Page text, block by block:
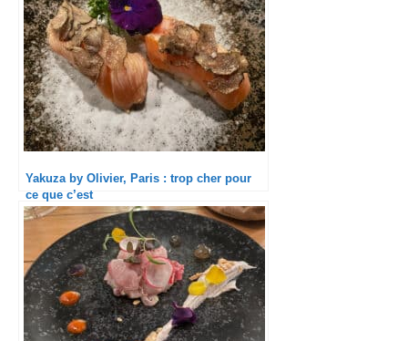
Yakuza by Olivier, Paris : trop cher pour
ce que c’est